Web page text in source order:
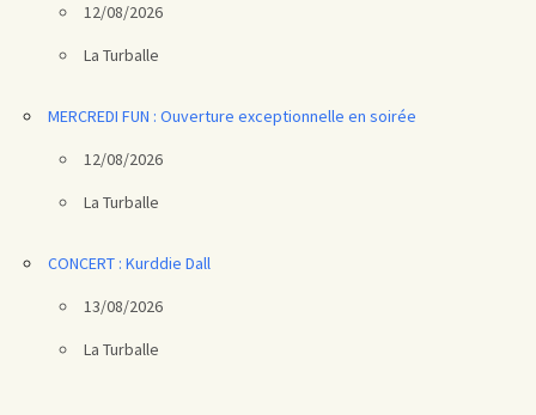
12/08/2026
La Turballe
MERCREDI FUN : Ouverture exceptionnelle en soirée
12/08/2026
La Turballe
CONCERT : Kurddie Dall
13/08/2026
La Turballe